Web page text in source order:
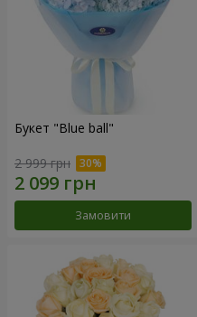
Букет "Blue ball"
2 999 грн
Замовити